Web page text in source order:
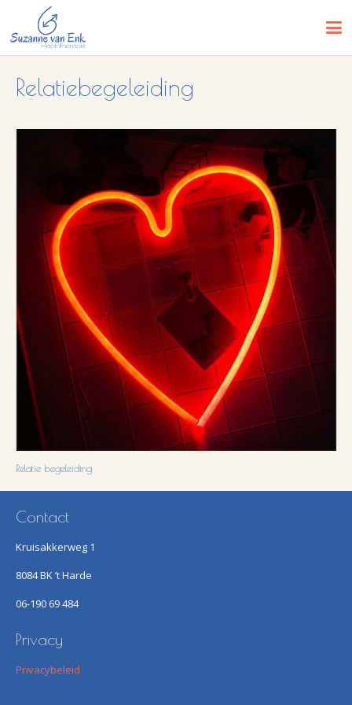
Relatiebegeleiding
Relatie begeleiding
Contact
Kruisakkerweg 1
8084 BK ’t Harde
06-190 69 484
Privacy
Privacybeleid